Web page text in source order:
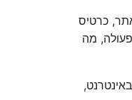
כרטיס
מה